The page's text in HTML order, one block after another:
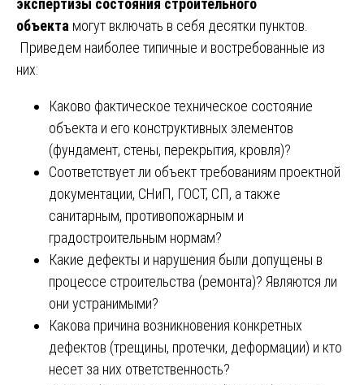
экспертизы состояния строительного
объекта могут включать в себя десятки пунктов.
Приведем наиболее типичные и востребованные из
них:
Каково фактическое техническое состояние
объекта и его конструктивных элементов
(фундамент, стены, перекрытия, кровля)?
Соответствует ли объект требованиям проектной
документации, СНиП, ГОСТ, СП, а также
санитарным, противопожарным и
градостроительным нормам?
Какие дефекты и нарушения были допущены в
процессе строительства (ремонта)? Являются ли
они устранимыми?
Какова причина возникновения конкретных
дефектов (трещины, протечки, деформации) и кто
несет за них ответственность?